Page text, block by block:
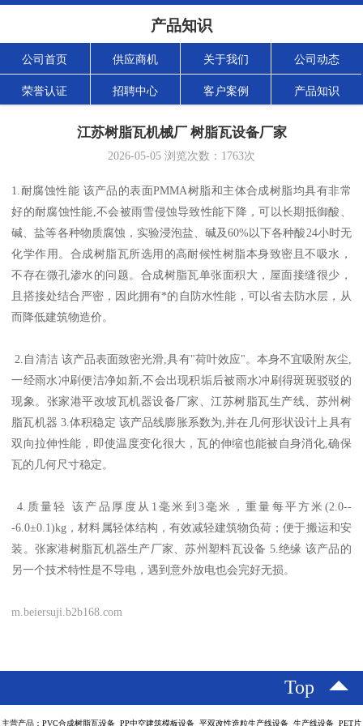
产品知识
公司首页 供应商机 关于我们 公司动态
荣誉认证 招聘中心 客户案例 产品知识
江苏树脂瓦机械厂 树脂瓦设备厂家
2026-05-05 浏览次数： 1763次
1.耐腐蚀性能 该产品的表面PMMA树脂和主体合成树脂均具有非常
好的耐腐蚀性能,不会被雨雪侵蚀导致性能下降，可以长期抵御酸、
碱、盐等各种物质腐蚀，实验浸泡盐、碱及60%以下各种酸24小时无
化学作用。合成树脂瓦所选用的高耐候性树脂本身致密且不吸水，
不存在微孔渗水的问题。合成树脂瓦单张面积大，屋面接缝很少，
且搭接处结合严密，因此拥有*的自防水性能，可以省去防水层，从
而降低建筑物造价。
2.自清洁 该产品表面致密光滑,具有"荷叶效应"。本身不宜吸附灰尘,
一经雨水冲刷便洁净如新,不会出现积垢后被雨水冲刷得斑斑驳驳的
现象。张家港平改坡瓦机器设备厂家、江苏树脂瓦生产线、苏州树
脂瓦机器 3.体积稳定 该产品线膨胀系数为,并在几何形状设计上具有
双向拉伸性能，即使温度变化很大，瓦的伸缩也能被自身消化,确保
瓦的几何尺寸稳定。
4.质量轻 该产品厚度从1毫米到3毫米，重量每平方米(2.0--
-6.0±0.1)kg，材料属轻体结构，有效减轻建筑物负荷；便于搬运和安
装。张家港树脂瓦机器生产厂家、苏州塑料瓦设备 5.绝缘 该产品的
另一个技术特性是不导电，遇到意外放电也会完好无损。
m.beiersuji.b2b168.com
Top
主营产品：PVC合成树脂瓦设备 PP中空建筑模板设备 平双改性造粒生产线设备 生产线设备 PET片